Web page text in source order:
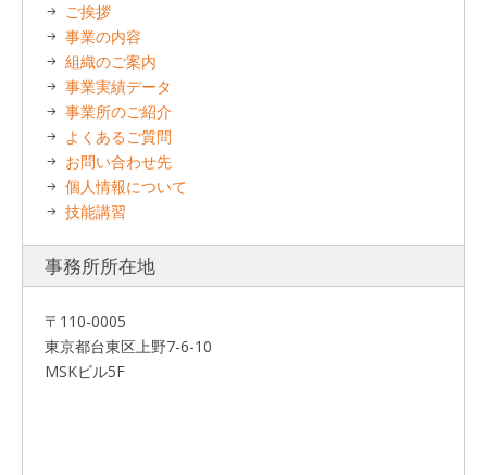
ご挨拶
事業の内容
組織のご案内
事業実績データ
事業所のご紹介
よくあるご質問
お問い合わせ先
個人情報について
技能講習
事務所所在地
〒110-0005
東京都台東区上野7-6-10
MSKビル5F